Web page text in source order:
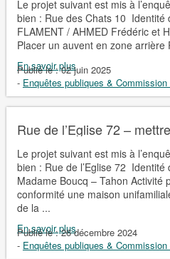
Le projet suivant est mis à
bien : Rue des Chats 10
FLAMENT / AHMED Frédéric et
Placer un auvent en zone arrière
En savoir plus
Publié le :02 juin 2025
- Enquêtes publiques &
Rue de l’Eglise 72 –
Le projet suivant est mis à
bien : Rue de l’Eglise 72
Madame Boucq – Tahon Activité
conformité une maison
de la ...
En savoir plus
Publié le :26 décembre 2024
- Enquêtes publiques &